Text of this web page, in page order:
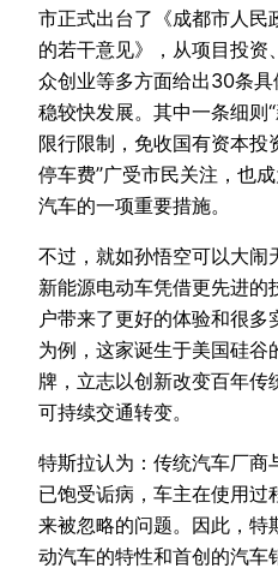
市正式出台了《成都市人民
的若干意见》，从项目投资
众创业等多方面给出30条
稳较快发展。其中一条细则
限行限制，免收国有资本投
停车费”广受市民关注，也
汽车的一项重要措施。
不过，就如孙悟空可以大闹
新能源电动车凭借更先进的
户带来了更好的体验和很
为例，这家诞生于美国硅谷
牌，立志以创新改变百年传
可持续交通转变。
特斯拉认为：传统汽车厂商
已饱受诟病，车主在使用过
来被忽略的问题。因此，特
动汽车的特性和首创的汽车